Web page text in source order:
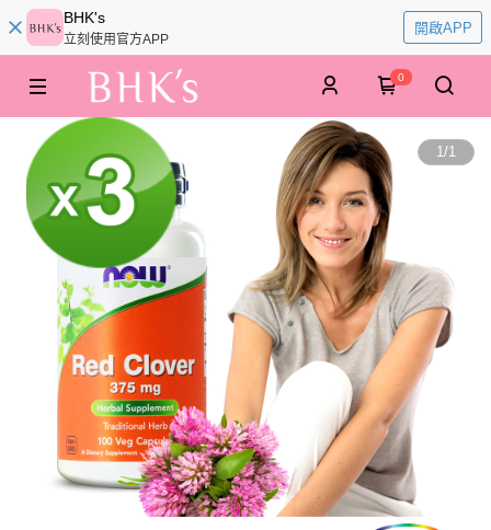
BHK's
立刻使用官方APP
開啟APP
0
1/1